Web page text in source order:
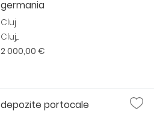
germania
Cluj
Cluj,...
2 000,00 €
depozite portocale